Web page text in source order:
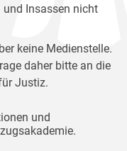
Insassen nicht
keine Medienstelle.
daher bitte an die
Justiz.
und